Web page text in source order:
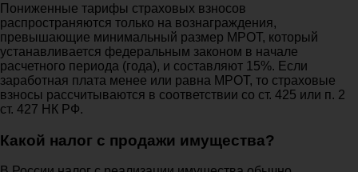
Пониженные тарифы страховых взносов
распространяются только на вознаграждения,
превышающие минимальный размер МРОТ, который
устанавливается федеральным законом в начале
расчетного периода (года), и составляют 15%. Если
заработная плата менее или равна МРОТ, то страховые
взносы рассчитываются в соответствии со ст. 425 или п. 2
ст. 427 НК РФ.
Какой налог с продажи имущества?